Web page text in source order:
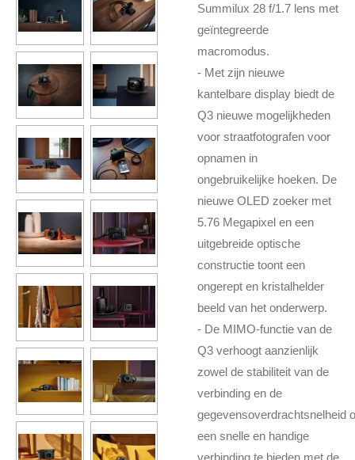
Summilux 28 f/1.7 lens met
geïntegreerde
macromodus.
- Met zijn nieuwe
kantelbare display biedt de
Q3 nieuwe mogelijkheden
voor straatfotografen voor
opnamen in
ongebruikelijke hoeken. De
nieuwe OLED zoeker met
5.76 Megapixel en een
uitgebreide optische
constructie toont een
ongerept en kristalhelder
beeld van het onderwerp.
- De MIMO-functie van de
Q3 verhoogt aanzienlijk
zowel de stabiliteit van de
verbinding en de
gegevensoverdrachtsnelheid
een snelle en handige
verbinding te bieden met de